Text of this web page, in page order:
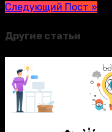
Следующий Пост »
Другие статьи